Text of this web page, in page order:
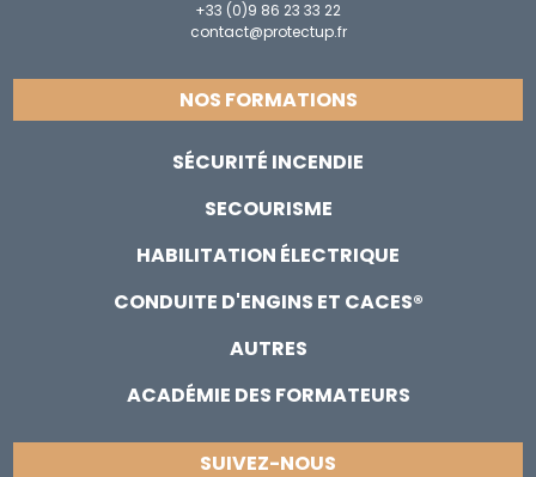
+33 (0)9 86 23 33 22
contact@protectup.fr
NOS FORMATIONS
SÉCURITÉ INCENDIE
SECOURISME
HABILITATION ÉLECTRIQUE
CONDUITE D'ENGINS ET CACES®
AUTRES
ACADÉMIE DES FORMATEURS
SUIVEZ-NOUS